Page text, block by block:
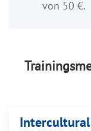
von 50 €.